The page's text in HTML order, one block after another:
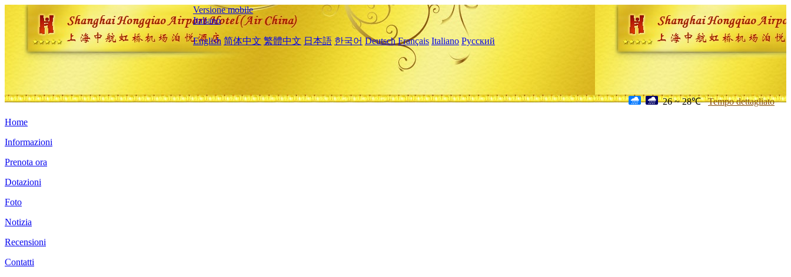
Versione mobile
Italiano
English 简体中文 繁體中文 日本語 한국어 Deutsch Français Italiano Русский
26 ~ 28℃ Tempo dettagliato
Home
Informazioni
Prenota ora
Dotazioni
Foto
Notizia
Recensioni
Contatti